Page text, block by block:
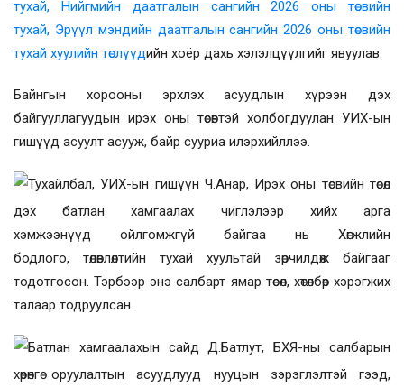
тухай,
Нийгмийн даатгалын сангийн 2026 оны төсвийн
тухай, Эрүүл мэндийн даатгалын сангийн 2026 оны төсвийн
тухай хуулийн төслүүдийн хоёр дахь хэлэлцүүлгийг явуулав.
Байнгын хорооны эрхлэх асуудлын хүрээн дэх
байгууллагуудын ирэх оны төсөвтэй холбогдуулан УИХ-ын
гишүүд асуулт асууж, байр сууриа илэрхийллээ.
Тухайлбал, УИХ-ын гишүүн Ч.Анар, Ирэх оны төсвийн төсөл
дэхбатлан хамгаалах чиглэлээр хийхарга
хэмжээнүүд ойлгомжгүй байгаа нь Хөгжлийн
бодлого, төлөвлөлтийн тухай хуультай зөрчилдөж байгааг
тодотгосон. Тэрбээр энэ салбарт ямар төсөл, хөтөлбөр хэрэгжих
талаар тодруулсан.
Батлан хамгаалахын сайд Д.Батлут, БХЯ-ны салбарын
хөрөнгө оруулалтын асуудлууд нууцын зэрэглэлтэй гээд,